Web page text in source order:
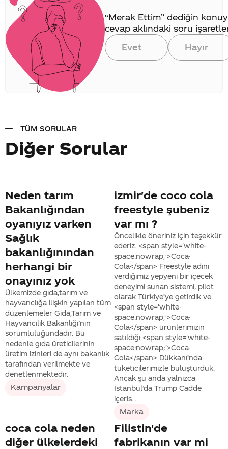
“Merak Ettim” dediğin
cevap aklındaki soru
Evet
Hayır
TÜM SORULAR
Diğer Sorular
Neden tarım
Bakanlığından
oyanıyız varken
Sağlık
bakanlığınından
herhangi bir
onayınız yok
Ülkemizde gıda,tarım ve
hayvanclığa ilişkin yapılan tüm
düzenlemeler Gıda,Tarım ve
Hayvancılık Bakanlığı’nın
sorumluluğundadır. Bu
nedenle gıda üreticilerinin
üretim izinleri de aynı bakanlık
tarafından verilmekte ve
denetlenmektedir.
Kampanyalar
izmir'de coco cola
freestyle şubeniz
var mı ?
Öncelikle öneriniz için teşekkür
ederiz. <span style='white-
space:nowrap;'>Coca-
Cola</span> Freestyle adını
verdiğimiz yepyeni bir içecek
deneyimi sunan sistemi, pilot
olarak Türkiye’ye getirdik ve
<span style='white-
space:nowrap;'>Coca-
Cola</span> ürünlerimizin
satıldığı <span style='white-
space:nowrap;'>Coca-
Cola</span> Dükkanı’nda
tüketicilerimizle buluşturduk.
Ancak şu anda yalnizca
İstanbul’da Trump Cadde
içeris...
Marka
coca cola neden
diğer ülkelerdeki
Filistin'de
fabrikanın var mi